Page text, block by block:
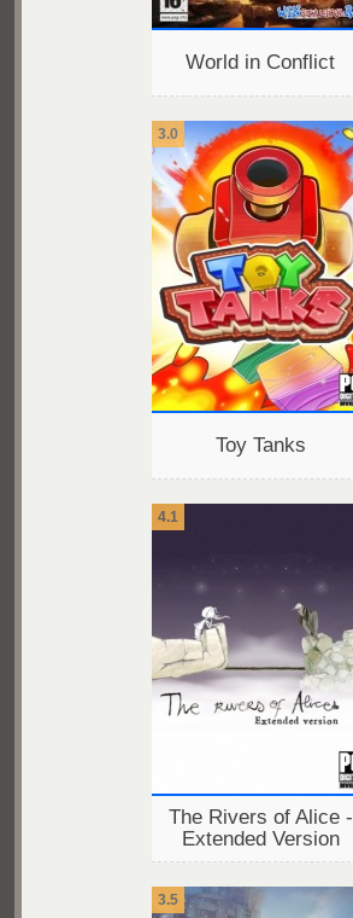
World in Conflict
3.0
Toy Tanks
4.1
The Rivers of Alice -
Extended Version
3.5